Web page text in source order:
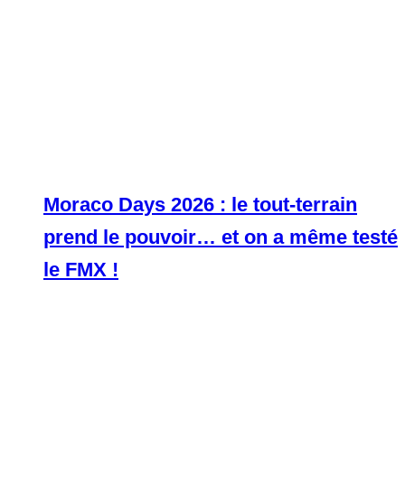
Moraco Days 2026 : le tout-terrain
prend le pouvoir… et on a même testé
le FMX !